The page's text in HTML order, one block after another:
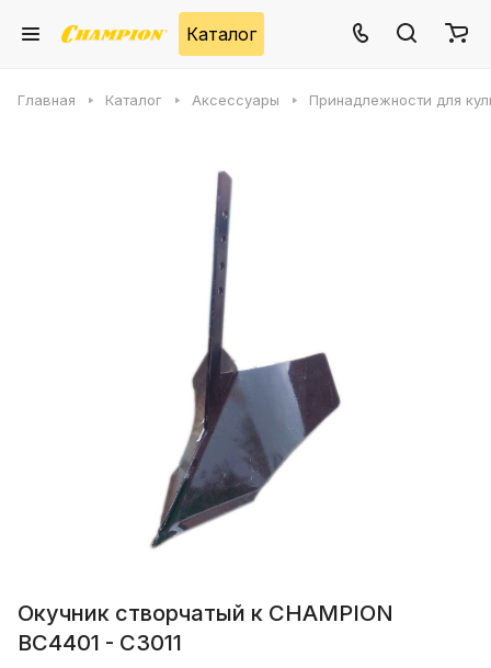
Каталог
Главная Каталог Аксессуары Принадлежности для
Окучник створчатый к CHAMPION
BC4401 - C3011